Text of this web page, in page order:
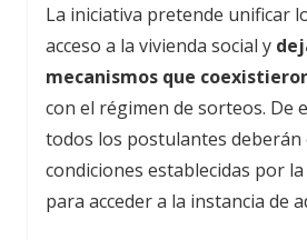
La iniciativa pretende unificar
acceso a la vivienda social y
mecanismos que
con el régimen de sorteos. De
todos los postulantes deberán
condiciones establecidas por
para acceder a la instancia de